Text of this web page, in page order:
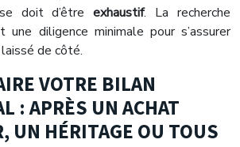
doit d’êtreexhaustif. La recherche
une diligence minimale pour s’assurer
laissé de côté.
VOTRE BILAN
: APRÈS UN ACHAT
UN HÉRITAGE OU TOUS